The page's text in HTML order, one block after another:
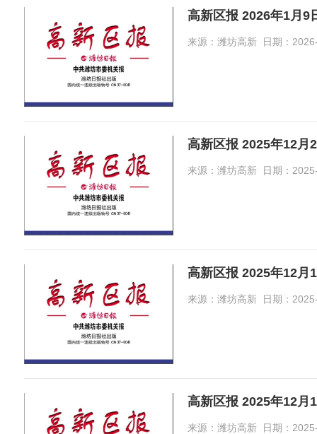
高新区报 2026年1月9
来源：潍坊高新 日期：
高新区报 2025年12月
来源：潍坊高新 日期：
高新区报 2025年12月
来源：潍坊高新 日期：
高新区报 2025年12月
来源：潍坊高新 日期：